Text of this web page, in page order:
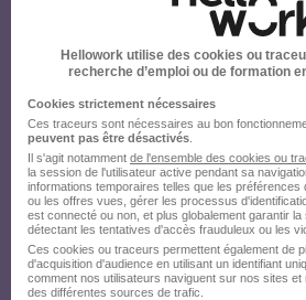
envoyez votre
Hellowork utilise des cookies ou
recherche d’emploi ou de formation
Cookies strictement nécessaires
Ces traceurs sont nécessaires au bon
peuvent pas être désactivés
Il s'agit notamment de l'ensemble des cookies ou
la session de l'utilisateur active pendant sa
informations temporaires telles que les préférences
ou les offres vues, gérer les processus
est connecté ou non, et plus globalement garantir
détectant les tentatives d'accès frauduleux ou les
Ces cookies ou traceurs permettent également de
d'acquisition d'audience en utilisant un identifiant
comment nos utilisateurs naviguent sur nos sites et
des différentes sources de trafic.